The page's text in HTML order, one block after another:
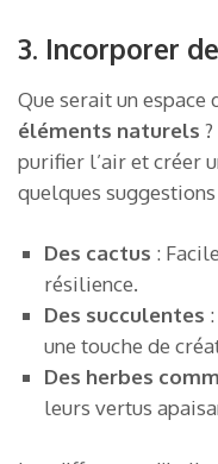
3. Incorporer
Que serait un espace
éléments naturels
purifier l’air et créer
quelques suggestions
Des cactus :
résilience.
Des succulentes
une touche de
Des herbes
leurs vertus